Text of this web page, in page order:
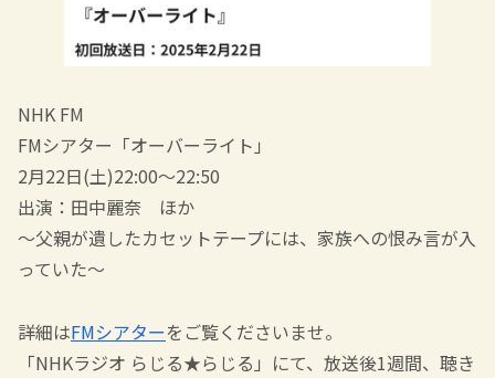
NHK FM
FMシアター「オーバーライト」
2月22日(土)22:00～22:50
出演：田中麗奈 ほか
～父親が遺したカセットテープには、家族への恨み言が入
っていた～
詳細はFMシアターをご覧くださいませ。
「NHKラジオ らじる★らじる」にて、放送後1週間、聴き